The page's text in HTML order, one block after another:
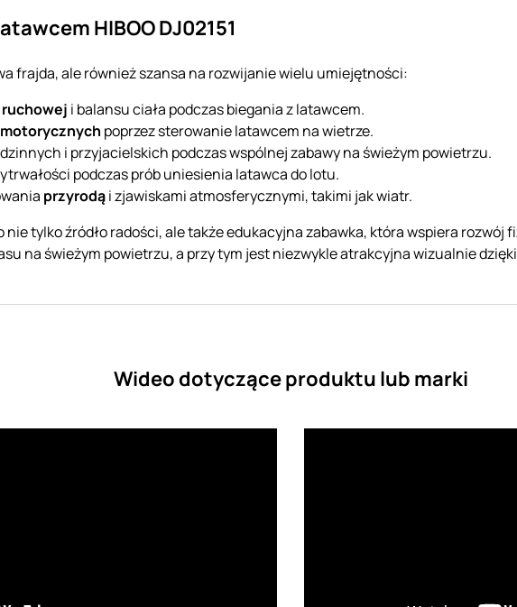
HIBOO DJ02151
frajda, ale również szansa na rozwijanie wielu umiejętności:
i balansu ciała podczas biegania z latawcem.
poprzez sterowanie latawcem na wietrze.
i przyjacielskich podczas wspólnej zabawy na świeżym powietrzu.
podczas prób uniesienia latawca do lotu.
przyrodąi zjawiskami atmosferycznymi, takimi jak wiatr.
nie tylko źródło radości, ale także edukacyjna zabawka, która wspiera rozwój
na świeżym powietrzu, a przy tym jest niezwykle atrakcyjna wizualnie
Wideo dotyczące produktu lub marki